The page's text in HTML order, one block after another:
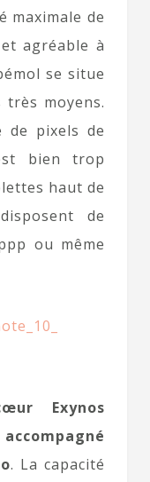
maximale de
et agréable à
se situe
moyens.
de pixels de
bien trop
haut de
de
ou même
Exynos
. La capacité